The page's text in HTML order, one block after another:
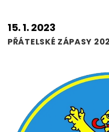
15. 1. 2023
PŘÁTELSKÉ ZÁPASY